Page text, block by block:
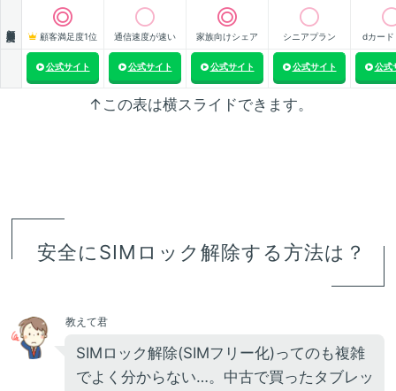
顧客満足度1位 通信速度が速い 家族向けシェア シニアプラン dカード
公式サイト 公式サイト 公式サイト 公式サイト 公式
↑この表は横スライドできます。
安全にSIMロック解除する方法は？
教えて君
SIMロック解除(SIMフリー化)ってのも複雑
でよく分からない…。中古で買ったタブレッ